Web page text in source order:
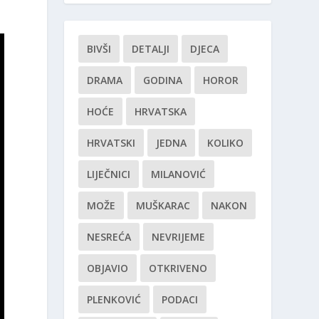
BIVŠI DETALJI DJECA
DRAMA GODINA HOROR
HOĆE HRVATSKA
HRVATSKI JEDNA KOLIKO
LIJEČNICI MILANOVIĆ
MOŽE MUŠKARAC NAKON
NESREĆA NEVRIJEME
OBJAVIO OTKRIVENO
PLENKOVIĆ PODACI